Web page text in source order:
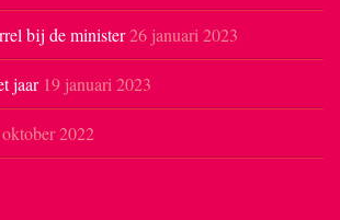
bij de minister26 januari 2023
jaar 19 januari 2023
2022